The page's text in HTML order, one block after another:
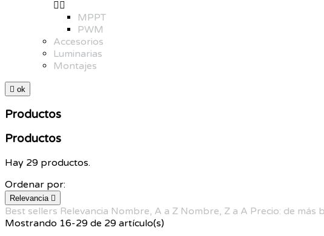

MPPT
PWM
Accesorios
Luminarias
Montajes
 ok
Productos
Productos
Hay 29 productos.
Ordenar por:
Relevancia 
Best sellers Relevancia Nombre, A a Z Nombre, Z a A Precio: de más
Mostrando 16-29 de 29 artículo(s)